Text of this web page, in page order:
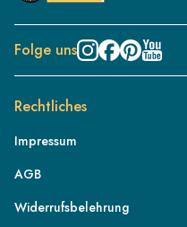
Folge uns
Rechtliches
Impressum
AGB
Widerrufsbelehrung